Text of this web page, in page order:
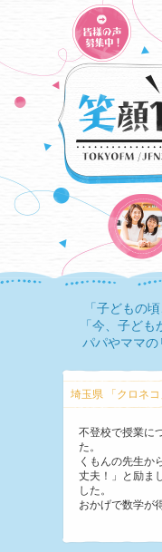
「子どもの
「今、子ど
パパやママの
埼玉県 「クロネ
不登校で授業に
た。
くもんの先生か
丈夫！」と励ま
した。
おかげで数学が